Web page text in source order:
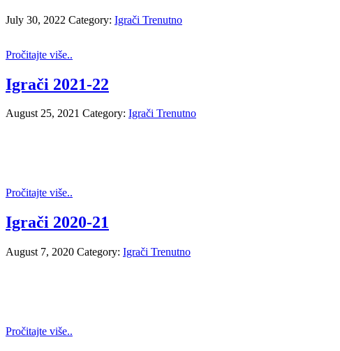
July 30, 2022 Category: Igrači Trenutno
Pročitajte više..
Igrači 2021-22
August 25, 2021 Category: Igrači Trenutno
Pročitajte više..
Igrači 2020-21
August 7, 2020 Category: Igrači Trenutno
Pročitajte više..